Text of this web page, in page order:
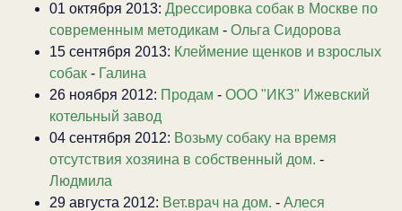
01 октября 2013: Дрессировка собак в Москве по
современным методикам - Ольга Сидорова
15 сентября 2013: Клеймение щенков и взрослых
собак - Галина
26 ноября 2012: Продам - ООО "ИКЗ" Ижевский
котельный завод
04 сентября 2012: Возьму собаку на время
отсутствия хозяина в собственный дом. -
Людмила
29 августа 2012: Вет.врач на дом. - Алеся